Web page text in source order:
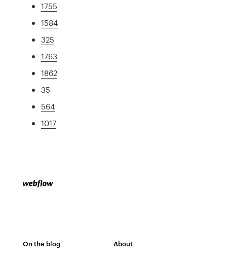
1755
1584
325
1763
1862
35
564
1017
On the blog About